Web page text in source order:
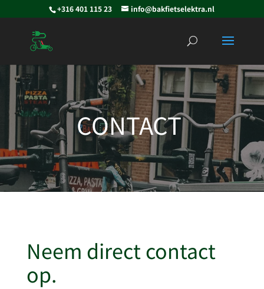
+316 401 115 23 info@bakfietselektra.nl
CONTACT
Neem direct contact
op.